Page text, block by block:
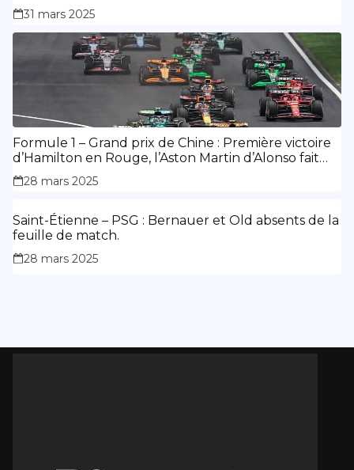
31 mars 2025
Formule 1 – Grand prix de Chine : Première victoire
d’Hamilton en Rouge, l’Aston Martin d’Alonso fait
des siennes.
28 mars 2025
Saint-Étienne – PSG : Bernauer et Old absents de la
feuille de match.
28 mars 2025